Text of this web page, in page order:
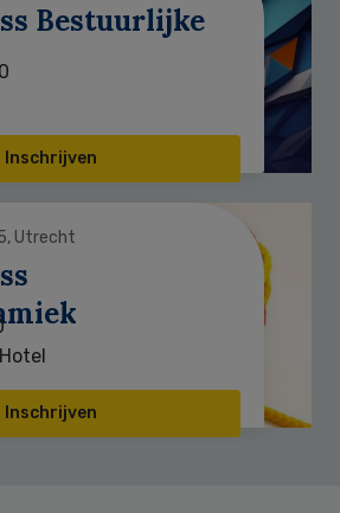
Bestuurlijke
Inschrijven
Utrecht
Inschrijven